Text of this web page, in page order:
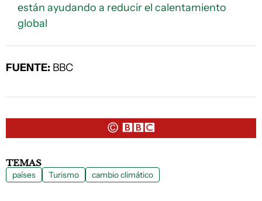
están ayudando a reducir el calentamiento
global
FUENTE: BBC
TEMAS
países Turismo cambio climático